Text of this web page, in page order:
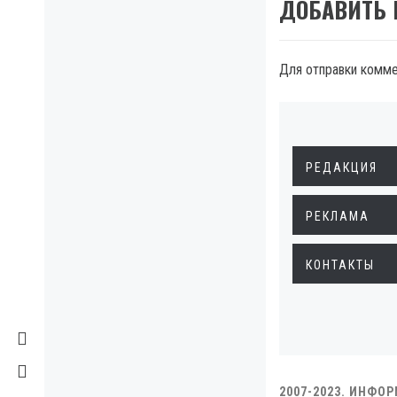
ДОБАВИТЬ
Для отправки
РЕДАКЦИЯ
РЕКЛАМА
КОНТАКТЫ
2007-2023.